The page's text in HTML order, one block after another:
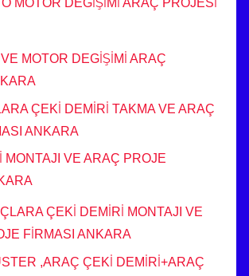
MOTOR DEGİŞİMİ ARAÇ PROJESİ
MOTOR DEGİŞİMİ ARAÇ
ÇEKİ DEMİRİ TAKMA VE ARAÇ
ANKARA
MONTAJI VE ARAÇ PROJE
ÇEKİ DEMİRİ MONTAJI VE
FİRMASI ANKARA
,ARAÇ ÇEKİ DEMİRİ+ARAÇ